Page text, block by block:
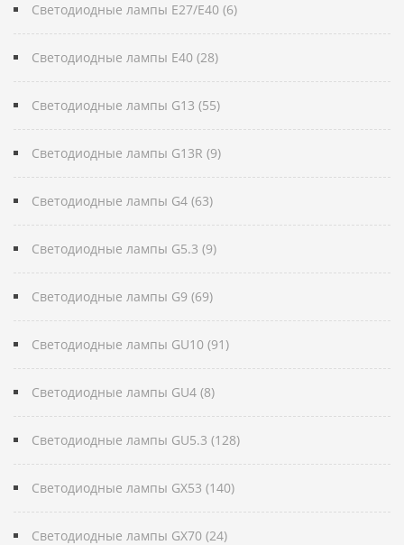
Светодиодные лампы E27/E40 (6)
Светодиодные лампы E40 (28)
Светодиодные лампы G13 (55)
Светодиодные лампы G13R (9)
Светодиодные лампы G4 (63)
Светодиодные лампы G5.3 (9)
Светодиодные лампы G9 (69)
Светодиодные лампы GU10 (91)
Светодиодные лампы GU4 (8)
Светодиодные лампы GU5.3 (128)
Светодиодные лампы GX53 (140)
Светодиодные лампы GX70 (24)